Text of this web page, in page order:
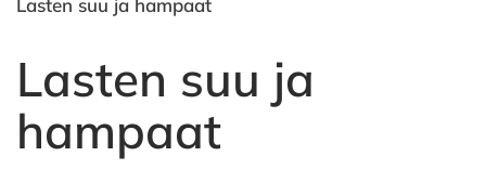
Lasten suu ja hampaat
Lasten suu ja
hampaat